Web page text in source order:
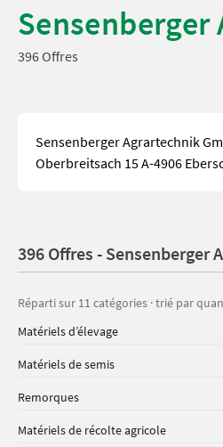
Sensenberger
396 Offres
Sensenberger Agrartechnik
Oberbreitsach 15 A-4906
396 Offres - Sensenberger
Réparti sur 11 catégories · trié par
Matériels d’élevage
Matériels de semis
Remorques
Matériels de récolte agricole